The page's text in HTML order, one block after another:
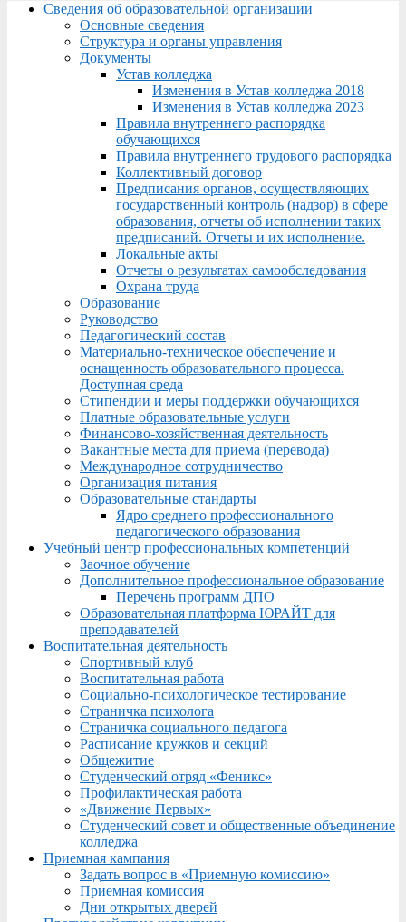
Menu
Сведения об образовательной организации
Основные сведения
Структура и органы управления
Документы
Устав колледжа
Изменения в Устав колледжа 2018
Изменения в Устав колледжа 2023
Правила внутреннего распорядка
обучающихся
Правила внутреннего трудового распорядка
Коллективный договор
Предписания органов, осуществляющих
государственный контроль (надзор) в сфере
образования, отчеты об исполнении таких
предписаний. Отчеты и их исполнение.
Локальные акты
Отчеты о результатах самообследования
Охрана труда
Образование
Руководство
Педагогический состав
Материально-техническое обеспечение и
оснащенность образовательного процесса.
Доступная среда
Стипендии и меры поддержки обучающихся
Платные образовательные услуги
Финансово-хозяйственная деятельность
Вакантные места для приема (перевода)
Международное сотрудничество
Организация питания
Образовательные стандарты
Ядро среднего профессионального
педагогического образования
Учебный центр профессиональных компетенций
Заочное обучение
Дополнительное профессиональное образование
Перечень программ ДПО
Образовательная платформа ЮРАЙТ для
преподавателей
Воспитательная деятельность
Спортивный клуб
Воспитательная работа
Социально-психологическое тестирование
Страничка психолога
Страничка социального педагога
Расписание кружков и секций
Общежитие
Студенческий отряд «Феникс»
Профилактическая работа
«Движение Первых»
Студенческий совет и общественные объединение
колледжа
Приемная кампания
Задать вопрос в «Приемную комиссию»
Приемная комиссия
Дни открытых дверей